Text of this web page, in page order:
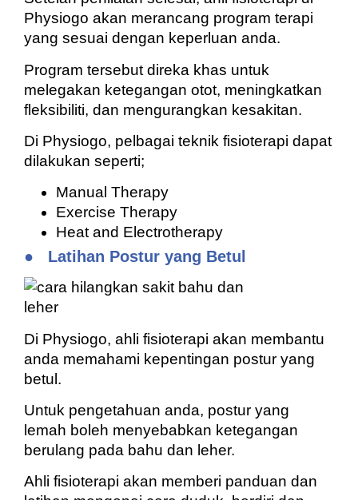
Physiogo akan merancang program terapi
yang sesuai dengan keperluan anda.
Program tersebut direka khas untuk
melegakan ketegangan otot, meningkatkan
fleksibiliti, dan mengurangkan kesakitan.
Di Physiogo, pelbagai teknik fisioterapi dapat
dilakukan seperti;
Manual Therapy
Exercise Therapy
Heat and Electrotherapy
● Latihan Postur yang Betul
Di Physiogo, ahli fisioterapi akan membantu
anda memahami kepentingan postur yang
betul.
Untuk pengetahuan anda, postur yang
lemah boleh menyebabkan ketegangan
berulang pada bahu dan leher.
Ahli fisioterapi akan memberi panduan dan